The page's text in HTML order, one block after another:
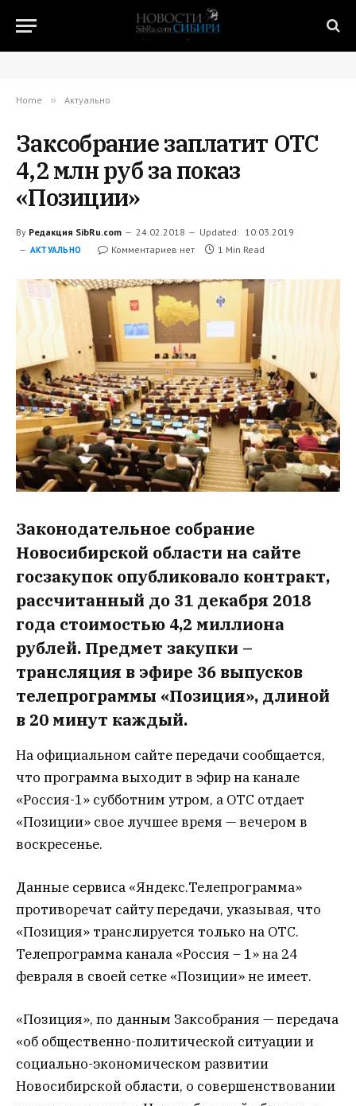
Home » Актуально
Заксобрание заплатит ОТС
4,2 млн руб за показ
«Позиции»
By Редакция SibRu.com 24.02.2018 Updated: 10.03.2019
АКТУАЛЬНО Комментариев нет 1 Min Read
Законодательное собрание
Новосибирской области на сайте
госзакупок опубликовало контракт,
рассчитанный до 31 декабря 2018
года стоимостью 4,2 миллиона
рублей. Предмет закупки –
трансляция в эфире 36 выпусков
телепрограммы «Позиция», длиной
в 20 минут каждый.
На официальном сайте передачи сообщается,
что программа выходит в эфир на канале
«Россия-1» субботним утром, а ОТС отдает
«Позиции» свое лучшее время — вечером в
воскресенье.
Данные сервиса «Яндекс.Телепрограмма»
противоречат сайту передачи, указывая, что
«Позиция» транслируется только на ОТС.
Телепрограмма канала «Россия – 1» на 24
февраля в своей сетке «Позиции» не имеет.
«Позиция», по данным Заксобрания — передача
«об общественно-политической ситуации и
социально-экономическом развитии
Новосибирской области, о совершенствовании